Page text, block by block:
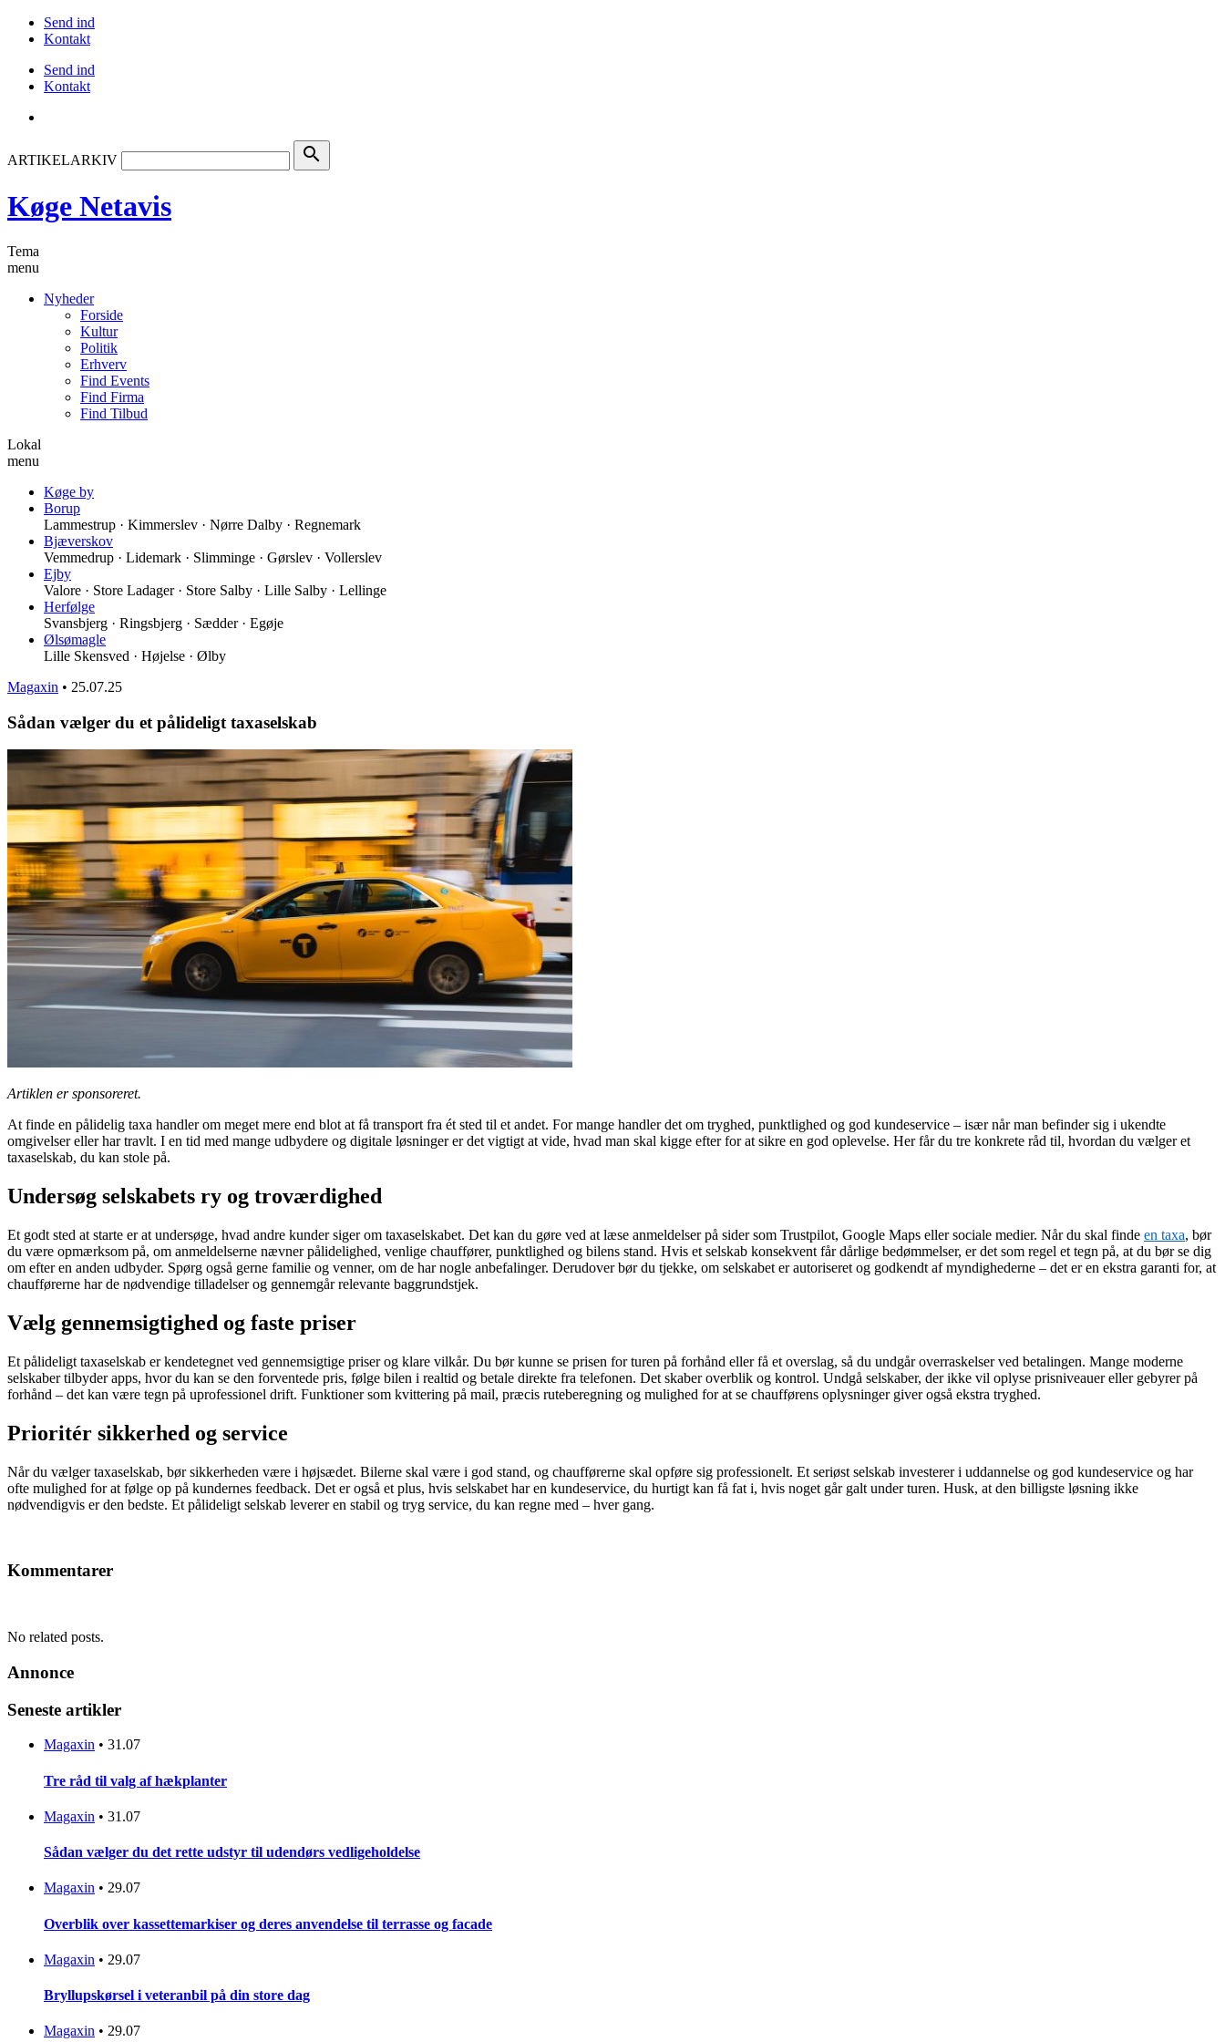
Send ind
Kontakt
Send ind
Kontakt
ARTIKELARKIV search
Køge Netavis
Tema
menu
Nyheder
Forside
Kultur
Politik
Erhverv
Find Events
Find Firma
Find Tilbud
Lokal
menu
Køge by
Borup
Lammestrup · Kimmerslev · Nørre Dalby · Regnemark
Bjæverskov
Vemmedrup · Lidemark · Slimminge · Gørslev · Vollerslev
Ejby
Valore · Store Ladager · Store Salby · Lille Salby · Lellinge
Herfølge
Svansbjerg · Ringsbjerg · Sædder · Egøje
Ølsømagle
Lille Skensved · Højelse · Ølby
Magaxin • 25.07.25
Sådan vælger du et pålideligt taxaselskab
Artiklen er sponsoreret.
At finde en pålidelig taxa handler om meget mere end blot at få transport fra ét sted til et andet. For mange handler det om tryghed, punktlighed og god kundeservice – især når man befinder sig i ukendte
omgivelser eller har travlt. I en tid med mange udbydere og digitale løsninger er det vigtigt at vide, hvad man skal kigge efter for at sikre en god oplevelse. Her får du tre konkrete råd til, hvordan du vælger et
taxaselskab, du kan stole på.
Undersøg selskabets ry og troværdighed
Et godt sted at starte er at undersøge, hvad andre kunder siger om taxaselskabet. Det kan du gøre ved at læse anmeldelser på sider som Trustpilot, Google Maps eller sociale medier. Når du skal finde en taxa, bør
du være opmærksom på, om anmeldelserne nævner pålidelighed, venlige chauffører, punktlighed og bilens stand. Hvis et selskab konsekvent får dårlige bedømmelser, er det som regel et tegn på, at du bør se dig
om efter en anden udbyder. Spørg også gerne familie og venner, om de har nogle anbefalinger. Derudover bør du tjekke, om selskabet er autoriseret og godkendt af myndighederne – det er en ekstra garanti for, at
chaufførerne har de nødvendige tilladelser og gennemgår relevante baggrundstjek.
Vælg gennemsigtighed og faste priser
Et pålideligt taxaselskab er kendetegnet ved gennemsigtige priser og klare vilkår. Du bør kunne se prisen for turen på forhånd eller få et overslag, så du undgår overraskelser ved betalingen. Mange moderne
selskaber tilbyder apps, hvor du kan se den forventede pris, følge bilen i realtid og betale direkte fra telefonen. Det skaber overblik og kontrol. Undgå selskaber, der ikke vil oplyse prisniveauer eller gebyrer på
forhånd – det kan være tegn på uprofessionel drift. Funktioner som kvittering på mail, præcis ruteberegning og mulighed for at se chaufførens oplysninger giver også ekstra tryghed.
Prioritér sikkerhed og service
Når du vælger taxaselskab, bør sikkerheden være i højsædet. Bilerne skal være i god stand, og chaufførerne skal opføre sig professionelt. Et seriøst selskab investerer i uddannelse og god kundeservice og har
ofte mulighed for at følge op på kundernes feedback. Det er også et plus, hvis selskabet har en kundeservice, du hurtigt kan få fat i, hvis noget går galt under turen. Husk, at den billigste løsning ikke
nødvendigvis er den bedste. Et pålideligt selskab leverer en stabil og tryg service, du kan regne med – hver gang.
Kommentarer
No related posts.
Annonce
Seneste artikler
Magaxin • 31.07
Tre råd til valg af hækplanter
Magaxin • 31.07
Sådan vælger du det rette udstyr til udendørs vedligeholdelse
Magaxin • 29.07
Overblik over kassettemarkiser og deres anvendelse til terrasse og facade
Magaxin • 29.07
Bryllupskørsel i veteranbil på din store dag
Magaxin • 29.07